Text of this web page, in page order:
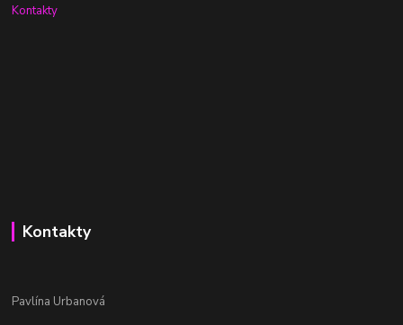
Kontakty
Kontakty
Pavlína Urbanová